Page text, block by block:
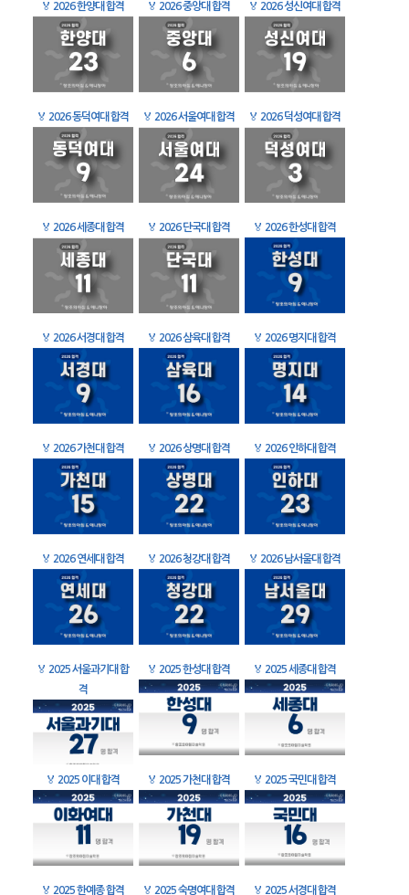
🏅 2026 한양대 합격 🏅 2026 중앙대 합격 🏅 2026 성신여대 합격
🏅 2026 동덕여대 합격 🏅 2026 서울여대 합격 🏅 2026 덕성여대 합격
🏅 2026 세종대 합격 🏅 2026 단국대 합격 🏅 2026 한성대 합격
🏅 2026 서경대 합격 🏅 2026 삼육대 합격 🏅 2026 명지대 합격
🏅 2026 가천대 합격 🏅 2026 상명대 합격 🏅 2026 인하대 합격
🏅 2026 연세대 합격 🏅 2026 청강대 합격 🏅 2026 남서울대 합격
🏅 2025 서울과기대 합
격
🏅 2025 한성대 합격 🏅 2025 세종대 합격
🏅 2025 이대 합격 🏅 2025 가천대 합격 🏅 2025 국민대 합격
🏅 2025 한예종 합격 🏅 2025 숙명여대 합격 🏅 2025 서경대 합격